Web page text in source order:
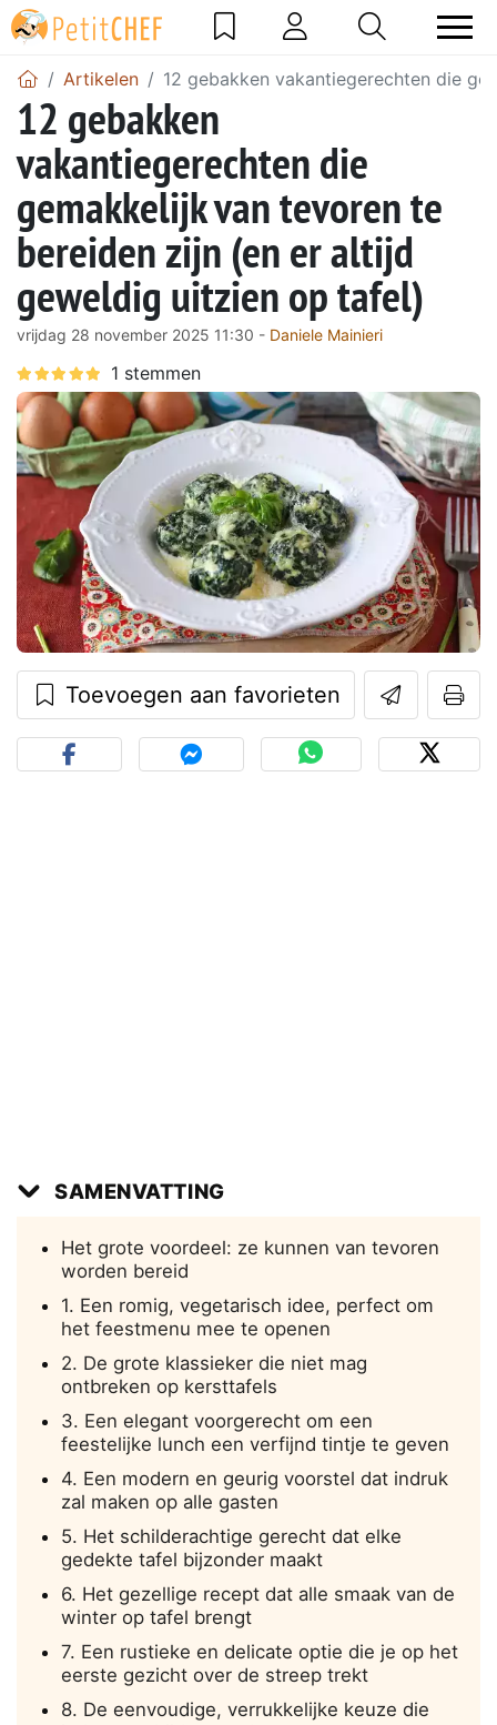
Artikelen 12 gebakken vakantiegerechten die
12 gebakken
vakantiegerechten die
gemakkelijk van tevoren te
bereiden zijn (en er altijd
geweldig uitzien op tafel)
vrijdag 28 november 2025 11:30 - Daniele Mainieri
Toevoegen aan favorieten
SAMENVATTING
Het grote voordeel: ze kunnen van tevoren
worden bereid
1. Een romig, vegetarisch idee, perfect om
het feestmenu mee te openen
2. De grote klassieker die niet mag
ontbreken op kersttafels
3. Een elegant voorgerecht om een
feestelijke lunch een verfijnd tintje te geven
4. Een modern en geurig voorstel dat indruk
zal maken op alle gasten
5. Het schilderachtige gerecht dat elke
gedekte tafel bijzonder maakt
6. Het gezellige recept dat alle smaak van de
winter op tafel brengt
7. Een rustieke en delicate optie die je op het
eerste gezicht over de streep trekt
8. De eenvoudige, verrukkelijke keuze die